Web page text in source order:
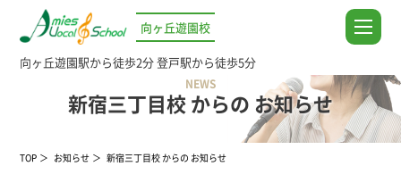
向ヶ丘遊園校
向ヶ丘遊園駅から徒歩2分登戸駅から徒歩5分
NEWS
新宿三丁目校 からの お知らせ
TOP お知らせ 新宿三丁目校 からの お知らせ